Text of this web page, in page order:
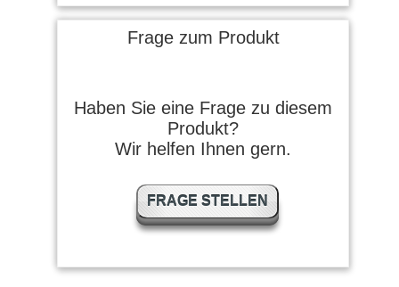
Frage zum Produkt
Haben Sie eine Frage zu diesem
Produkt?
Wir helfen Ihnen gern.
FRAGE STELLEN